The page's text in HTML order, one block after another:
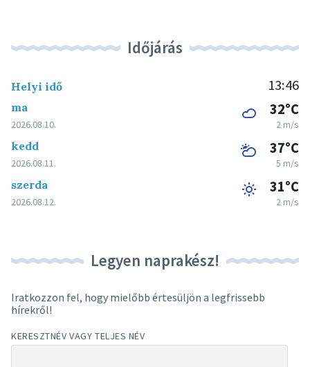
Időjárás
Helyi idő 13:46
ma
2026.08.10.
32°C
2 m/s
kedd
2026.08.11.
37°C
5 m/s
szerda
2026.08.12.
31°C
2 m/s
Legyen naprakész!
Iratkozzon fel, hogy mielőbb értesüljön a legfrissebb
hírekről!
KERESZTNÉV VAGY TELJES NÉV